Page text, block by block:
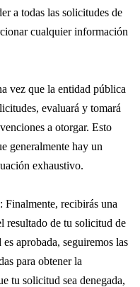
a todas las solicitudes de
cualquier información
vez que la entidad pública
evaluará y tomará
a otorgar. Esto
generalmente hay un
exhaustivo.
recibirás una
resultado de tu solicitud de
aprobada, seguiremos las
para obtener la
tu solicitud sea denegada,